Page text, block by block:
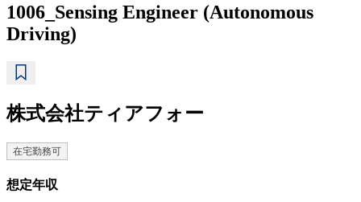
1006_Sensing Engineer (Autonomous
Driving)
株式会社ティアフォー
在宅勤務可
想定年収